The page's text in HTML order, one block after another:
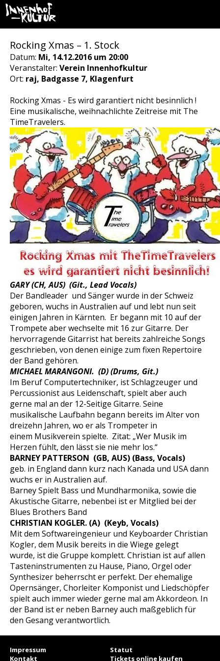
Rocking Xmas – 1. Stock
Datum: Mi, 14.12.2016 um 20:00
Veranstalter: Verein Innenhofkultur
Ort: raj, Badgasse 7, Klagenfurt
Rocking Xmas - Es wird garantiert nicht besinnlich !
Eine musikalische, weihnachlichte Zeitreise mit The
TimeTravelers.
GARY (CH, AUS) (Git., Lead Vocals)
Der Bandleader und Sänger wurde in der Schweiz
geboren, wuchs in Australien auf und lebt nun seit
einigen Jahren in Kärnten. Er begann mit 10 auf der
Trompete aber wechselte mit 16 zur Gitarre. Der
hervorragende Gitarrist hat bereits zahlreiche Songs
geschrieben, von denen einige zum fixen Repertoire
der Band gehören.
MICHAEL MARANGONI. (D) (Drums, Git.)
Im Beruf Computertechniker, ist Schlagzeuger und
Percussionist aus Leidenschaft, spielt aber auch
gerne mal an der 12-Seitige Gitarre. Seine
musikalische Laufbahn begann bereits im Alter von
dreizehn Jahren, wo er als Trompeter in
einem Musikverein spielte. Zitat: „Wer Musik im
Herzen fühlt, den lässt sie nie mehr los.“
BARNEY PATTERSON (GB, AUS) (Bass, Vocals)
geb. in England dann kurz nach Kanada und USA dann
wuchs er in Australien auf.
Barney Spielt Bass und Mundharmonika, sowie die
Akustische Gitarre, nebenbei ist er Mitglied bei der
Blues Brothers Band
CHRISTIAN KOGLER. (A) (Keyb, Vocals)
Mit dem Softwareingenieur und Keyboarder Christian
Kogler, dem Musik bereits in die Wiege gelegt
wurde, ist die Gruppe komplett. Christian ist auf allen
Tasteninstrumenten zu Hause, Piano, Orgel oder
Synthesizer beherrscht er perfekt. Der ehemalige
Opernsänger, Chorleiter Komponist und Liedschöpfer
spielt auch immer wieder gerne mal am Akkordeon. In
der Band ist er neben Barney auch maßgeblich für
den Gesang verantwortlich.
Impressum
Statut
Kontakt
Tickets online kaufen